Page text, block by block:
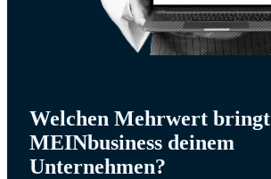
Welchen Mehrwert bringt
MEINbusiness deinem
Unternehmen?